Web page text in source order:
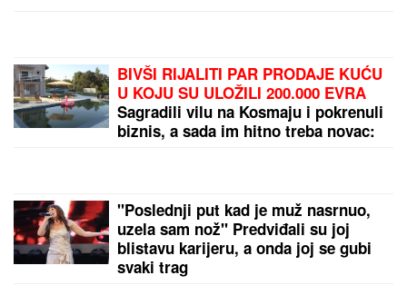
BIVŠI RIJALITI PAR PRODAJE KUĆU
U KOJU SU ULOŽILI 200.000 EVRA
Sagradili vilu na Kosmaju i pokrenuli
biznis, a sada im hitno treba novac:
"Poslednji put kad je muž nasrnuo,
uzela sam nož" Predviđali su joj
blistavu karijeru, a onda joj se gubi
svaki trag